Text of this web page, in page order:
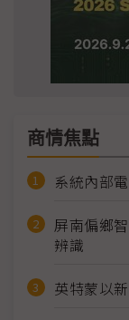
商情焦點
系統內部
屏南偏鄉
辨識
英特蒙以